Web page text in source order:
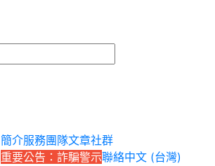
簡介服務團隊文章社群
重要公告：詐騙警示聯絡中文 (台灣)